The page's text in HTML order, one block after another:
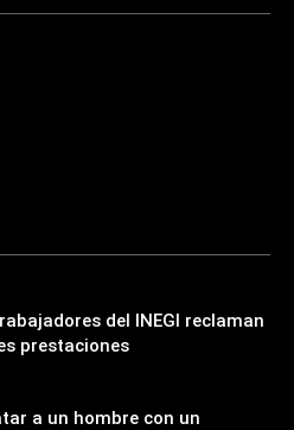
del INEGI reclaman
prestaciones
a un hombre con un